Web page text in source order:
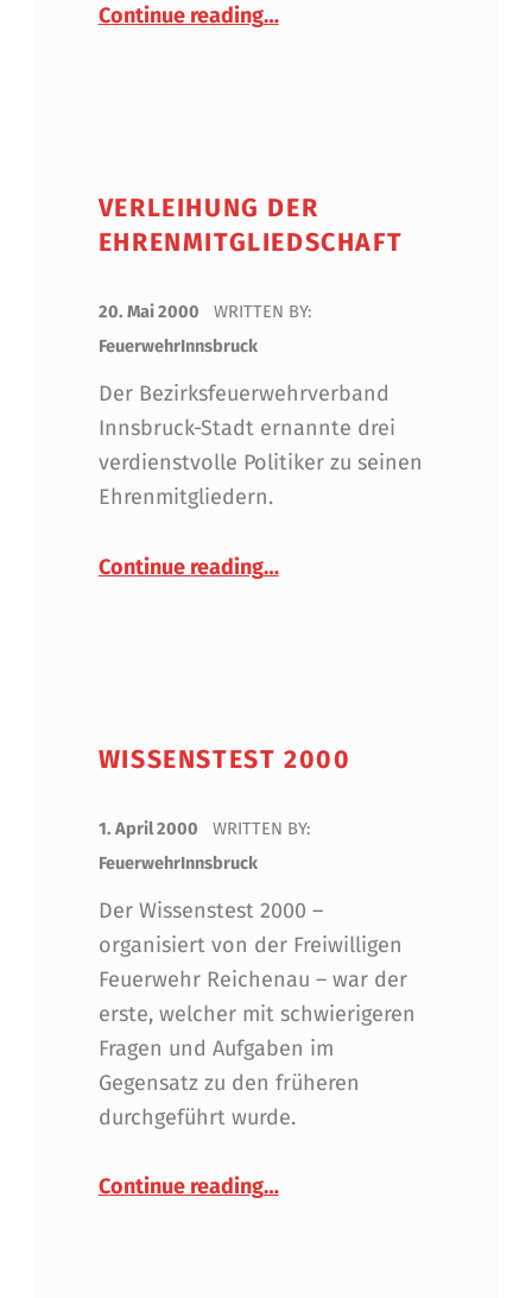
Continue reading…
VERLEIHUNG DER
EHRENMITGLIEDSCHAFT
20. Mai 2000
WRITTEN BY:
FeuerwehrInnsbruck
Der Bezirksfeuerwehrverband
Innsbruck-Stadt ernannte drei
verdienstvolle Politiker zu seinen
Ehrenmitgliedern.
Continue reading…
WISSENSTEST 2000
1. April 2000
WRITTEN BY:
FeuerwehrInnsbruck
Der Wissenstest 2000 –
organisiert von der Freiwilligen
Feuerwehr Reichenau – war der
erste, welcher mit schwierigeren
Fragen und Aufgaben im
Gegensatz zu den früheren
durchgeführt wurde.
Continue reading…